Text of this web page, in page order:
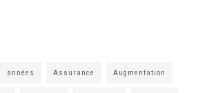
années Assurance Augmentation